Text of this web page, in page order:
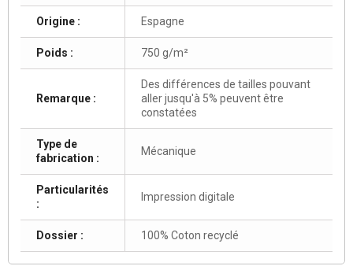
Origine : Espagne
Poids : 750 g/m²
Remarque :
Des différences de tailles pouvant
aller jusqu'à 5% peuvent être
constatées
Type de
fabrication :
Mécanique
Particularités
:
Impression digitale
Dossier : 100% Coton recyclé